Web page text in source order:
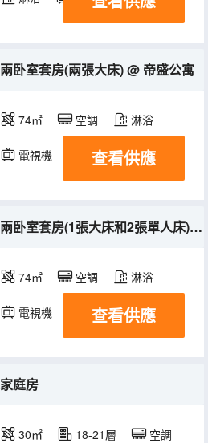
兩卧室套房(兩張大床) @ 帝盛公寓
74㎡ 空調 淋浴
電視機 冰箱
查看供應
兩卧室套房(1張大床和2張單人床) @ 帝盛公寓
74㎡ 空調 淋浴
電視機 冰箱
查看供應
家庭房
30㎡ 18-21層 空調